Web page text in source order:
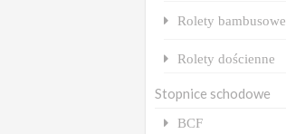
Rolety bambusowe
Rolety dościenne
Stopnice schodowe
BCF